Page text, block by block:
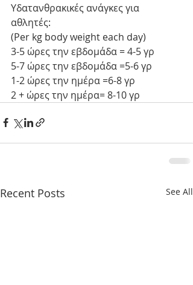
Υδατανθρακικές ανάγκες για
αθλητές:
(Per kg body weight each day)
3-5 ώρες την εβδομάδα = 4-5 γρ
5-7 ώρες την εβδομάδα =5-6 γρ
1-2 ώρες την ημέρα =6-8 γρ
2 + ώρες την ημέρα= 8-10 γρ
Recent Posts See All